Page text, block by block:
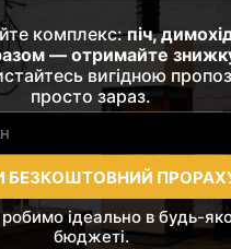
Pełna wersja strony
domu jest naszym
© 2021 - 2026 by HRUBA
Nasi partnerzy:
prozarium.com.ua
suncloud.com.ua
Укр Рус Eng Pol